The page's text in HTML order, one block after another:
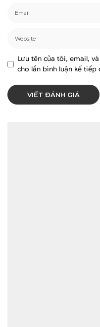
Lưu tên của tôi, email,
cho lần bình luận kế tiếp